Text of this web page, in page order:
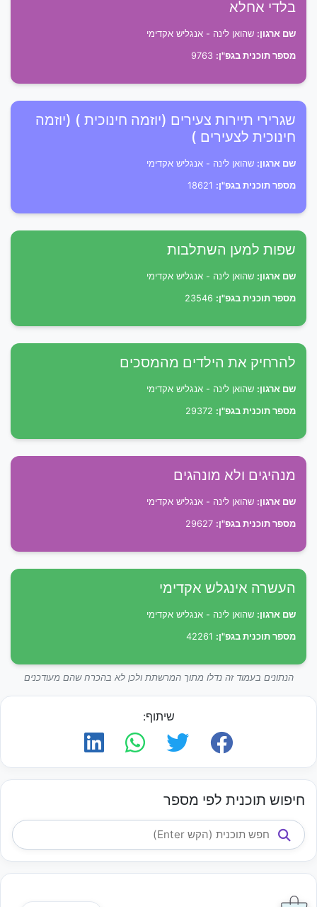
בלדי אחלא
שם ארגון: שהואן לינה - אנגליש אקדימי
מספר תוכנית בגפ"ן:
שגרירי תיירות צעירים (יוזמה חינוכית ) (יוזמה
חינוכית לצעירים )
שם ארגון: שהואן לינה - אנגליש אקדימי
מספר תוכנית בגפ"ן:
שפות למען השתלבות
שם ארגון: שהואן לינה - אנגליש אקדימי
מספר תוכנית בגפ"ן:
להרחיק את הילדים מהמסכים
שם ארגון: שהואן לינה - אנגליש אקדימי
מספר תוכנית בגפ"ן:
מנהיגים ולא מונהגים
שם ארגון: שהואן לינה - אנגליש אקדימי
מספר תוכנית בגפ"ן:
העשרה אינגלש אקדימי
שם ארגון: שהואן לינה - אנגליש אקדימי
מספר תוכנית בגפ"ן:
הנתונים בעמוד זה נדלו מתוך המרשתת ולכן לא בהכרח שהם מעודכנים
שיתוף:
חיפוש תוכנית לפי מספר